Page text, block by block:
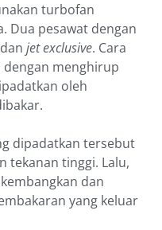
turbofan
Dua pesawat dengan
dan jet exclusive. Cara
dengan menghirup
oleh
dipadatkan tersebut
tekanan tinggi. Lalu,
dan
yang keluar